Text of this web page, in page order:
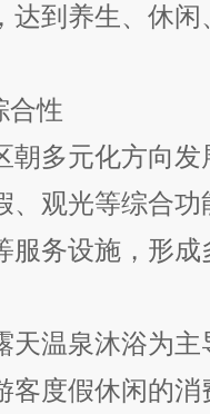
达到养生、休
性
多元化方向发
、观光等综合
服务设施，形
温泉沐浴为主
客度假休闲的